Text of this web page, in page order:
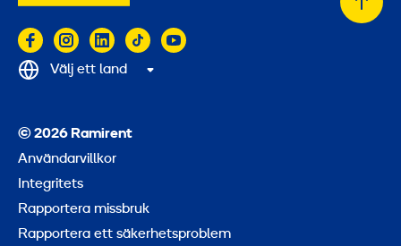
© 2026 Ramirent
Användarvillkor
Integritets
Rapportera missbruk
Rapportera ett säkerhetsproblem
Välj ett land